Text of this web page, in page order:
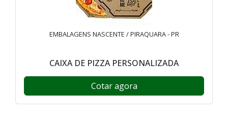
EMBALAGENS NASCENTE / PIRAQUARA - PR
CAIXA DE PIZZA PERSONALIZADA
Cotar agora